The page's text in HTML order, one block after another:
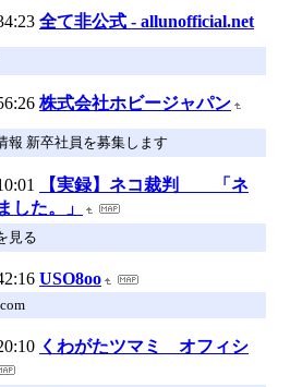
全て非公式 - allunofficial.net
株式会社ホビージャパン
報 新卒社員を募集します
【実録】ネコ裁判 「ネ
した。」
見る
USO8oo
くわがたツマミ オフィシ